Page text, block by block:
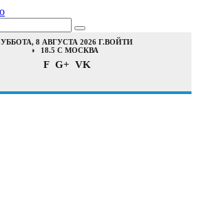
8 АВГУСТА 2026 Г.ВОЙТИ
18.5 C МОСКВА
F G+ VK